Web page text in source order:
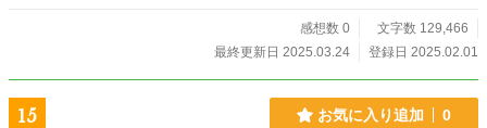
感想数 0
文字数 129,466
最終更新日 2025.03.24
登録日 2025.02.01
15 お気に入り追加 0